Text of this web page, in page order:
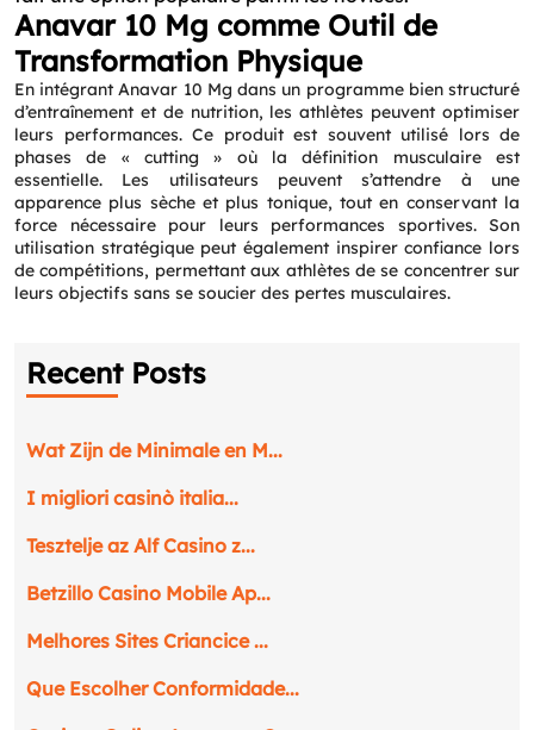
Anavar 10 Mg comme Outil de
Transformation Physique
En intégrant Anavar 10 Mg dans un programme bien structuré
d’entraînement et de nutrition, les athlètes peuvent optimiser
leurs performances. Ce produit est souvent utilisé lors de
phases de « cutting » où la définition musculaire est
essentielle. Les utilisateurs peuvent s’attendre à une
apparence plus sèche et plus tonique, tout en conservant la
force nécessaire pour leurs performances sportives. Son
utilisation stratégique peut également inspirer confiance lors
de compétitions, permettant aux athlètes de se concentrer sur
leurs objectifs sans se soucier des pertes musculaires.
Recent Posts
Wat Zijn de Minimale en M...
I migliori casinò italia...
Tesztelje az Alf Casino z...
Betzillo Casino Mobile Ap...
Melhores Sites Criancice ...
Que Escolher Conformidade...